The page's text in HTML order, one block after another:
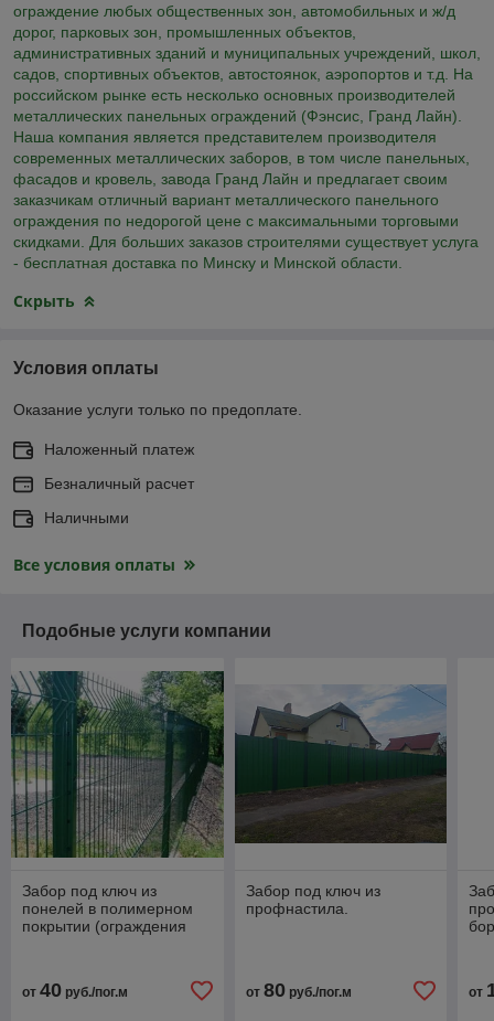
ограждение любых общественных зон, автомобильных и ж/д
дорог, парковых зон, промышленных объектов,
административных зданий и муниципальных учреждений, школ,
садов, спортивных объектов, автостоянок, аэропортов и т.д. На
российском рынке есть несколько основных производителей
металлических панельных ограждений (Фэнсис, Гранд Лайн).
Наша компания является представителем производителя
современных металлических заборов, в том числе панельных,
фасадов и кровель, завода Гранд Лайн и предлагает своим
заказчикам отличный вариант металлического панельного
ограждения по недорогой цене с максимальными торговыми
скидками. Для больших заказов строителями существует услуга
- бесплатная доставка по Минску и Минской области.
Скрыть
Условия оплаты
Оказание услуги только по предоплате.
Наложенный платеж
Безналичный расчет
Наличными
Все условия оплаты
Подобные услуги компании
Забор под ключ из
понелей в полимерном
покрытии (ограждения
от 40 руб./пог.м
Забор под ключ из
профнастила.
от 80руб./пог.м от